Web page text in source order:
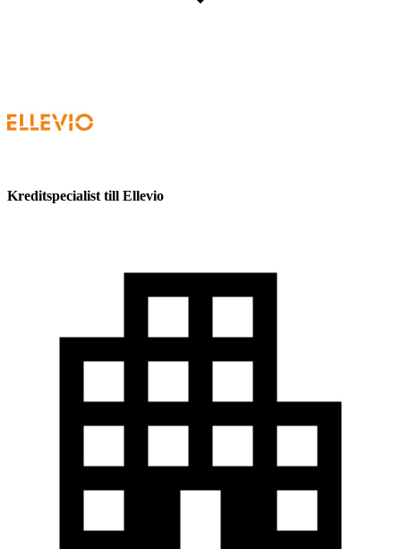
Kreditspecialist till Ellevio